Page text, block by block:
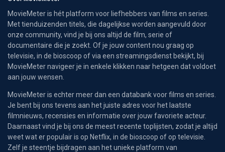
MovieMeter is hét platform voor liefhebbers van films en series.
Met tienduizenden titels, die dagelijkse worden aangevuld door
onze community, vind je bij ons altijd de film, serie of
documentaire die je zoekt. Of je jouw content nou graag op
televisie, in de bioscoop of via een streamingsdienst bekijkt, bij
MovieMeter navigeer je in enkele klikken naar hetgeen dat voldoet
aan jouw wensen.
MovieMeter is echter meer dan een databank voor films en series.
Je bent bij ons tevens aan het juiste adres voor het laatste
filmnieuws, recensies en informatie over jouw favoriete acteur.
Daarnaast vind je bij ons de meest recente toplijsten, zodat je altijd
weet wat er populair is op Netflix, in de bioscoop of op televisie.
Zelf je steentje bijdragen aan het unieke platform van